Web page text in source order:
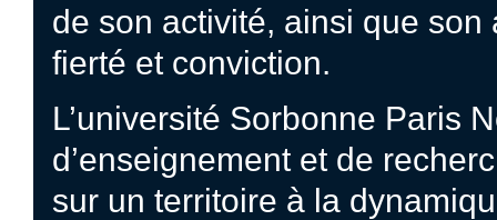
de son activité, ainsi que
fierté et conviction.
L’université Sorbonne Paris
d’enseignement et de
sur un territoire à la